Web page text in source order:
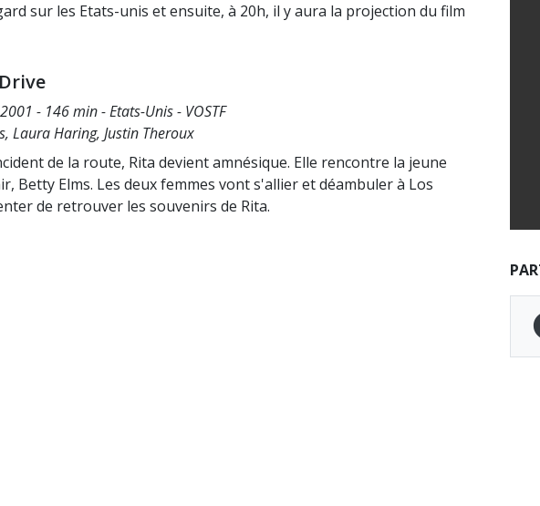
sur les Etats-unis et ensuite, à 20h, il y aura la projection du film
- 146 min - Etats-Unis - VOSTF
Laura Haring, Justin Theroux
de la route, Rita devient amnésique. Elle rencontre la jeune
Betty Elms. Les deux femmes vont s'allier et déambuler à Los
de retrouver les souvenirs de Rita.